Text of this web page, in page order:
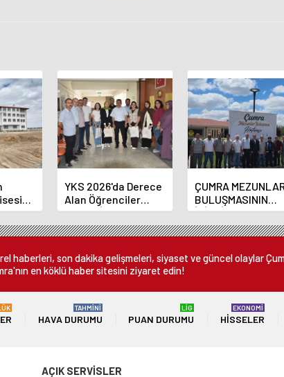
Sona
YKS 2026'da Derece
Alan Öğrenciler
Çumra İlçe Milli
Eğitim Müdürünü
Ziyaret Etti
ÇUMRA
BULUŞMASININ
İKİNCİ
MEZUNLAR BİR
ARAYA GELDİ
haberleri, son dakika gelişmeleri, siyaset ve güncel olaylar
en köklü haber sitesini ziyaret edin!
HAVA DURUMU
TAHMİNİ
PUAN DURUMU
LİG
HISSELER
EKONOMİ
AÇIK SERVİSLER